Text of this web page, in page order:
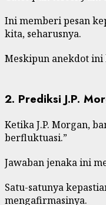
Ini memberi pesan
kita, seharusnya.
Meskipun anekdot
2. Prediksi J.P.
Ketika J.P. Morgan,
berfluktuasi.”
Jawaban jenaka ini
Satu-satunya
mengafirmasinya.